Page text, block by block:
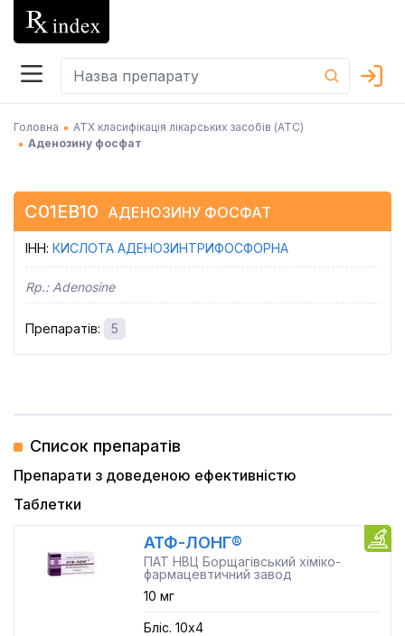
Головна
АТХ класифікація лікарських засобів (АТC)
Аденозину фосфат
C01EB10 АДЕНОЗИНУ ФОСФАТ
ІНН: КИСЛОТА АДЕНОЗИНТРИФОСФОРНА
Rp.: Adenosine
Препаратів: 5
Список препаратів
Препарати з доведеною ефективністю
Таблетки
АТФ-ЛОНГ®
ПАТ НВЦ Борщагівський хіміко-
фармацевтичний завод
10 мг
Бліс. 10x4